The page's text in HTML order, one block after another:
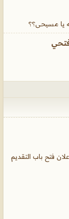
فتح باب التقديم